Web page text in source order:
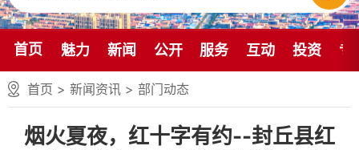
首页 魅力 新闻 公开 服务 互动 投资 专
首页 > 新闻资讯 > 部门动态
烟火夏夜，红十字有约--封丘县红